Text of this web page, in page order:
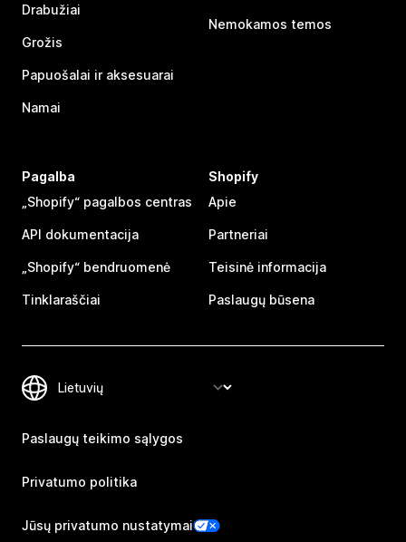
Drabužiai
Grožis
Papuošalai ir aksesuarai
Namai
Nemokamos temos
Pagalba
„Shopify“ pagalbos centras
API dokumentacija
„Shopify“ bendruomenė
Tinklaraščiai
Shopify
Apie
Partneriai
Teisinė informacija
Paslaugų būsena
Paslaugų teikimo sąlygos
Privatumo politika
Jūsų privatumo nustatymai